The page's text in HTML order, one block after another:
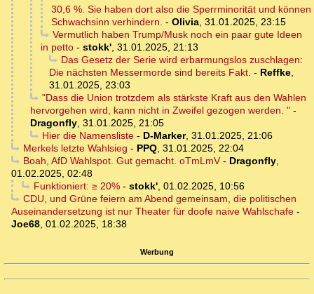
30,6 %. Sie haben dort also die Sperrminorität und können
Schwachsinn verhindern. - Olivia, 31.01.2025, 23:15
Vermutlich haben Trump/Musk noch ein paar gute Ideen
in petto - stokk', 31.01.2025, 21:13
Das Gesetz der Serie wird erbarmungslos zuschlagen:
Die nächsten Messermorde sind bereits Fakt. - Reffke,
31.01.2025, 23:03
"Dass die Union trotzdem als stärkste Kraft aus den Wahlen
hervorgehen wird, kann nicht in Zweifel gezogen werden. " -
Dragonfly, 31.01.2025, 21:05
Hier die Namensliste- D-Marker, 31.01.2025, 21:06
Merkels letzte Wahlsieg - PPQ, 31.01.2025, 22:04
Boah, AfD Wahlspot. Gut gemacht. oTmLmV- Dragonfly,
01.02.2025, 02:48
Funktioniert: ≥ 20%- stokk', 01.02.2025, 10:56
CDU, und Grüne feiern am Abend gemeinsam, die politischen
Auseinandersetzung ist nur Theater für doofe naive Wahlschafe -
Joe68, 01.02.2025, 18:38
Werbung